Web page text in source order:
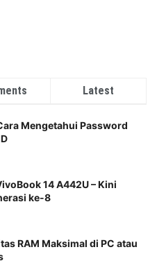
Latest
Mengetahui Password
14 A442U – Kini
ke-8
RAM Maksimal di PC atau